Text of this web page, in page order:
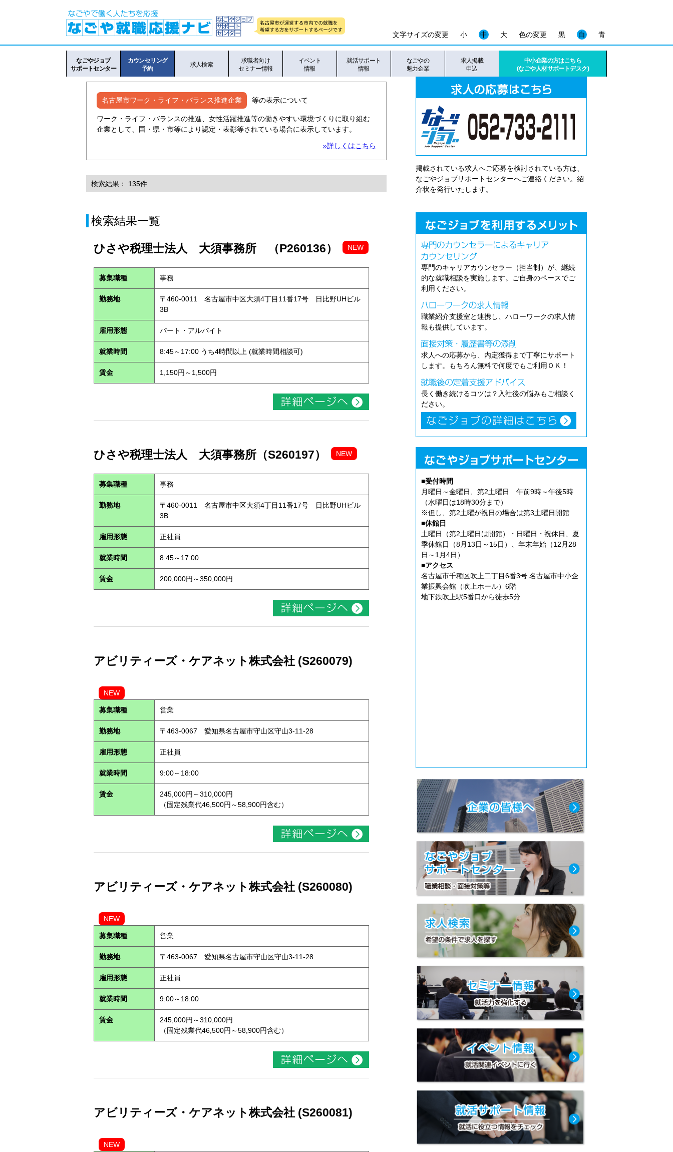
色の変更 黒 白 青
文字サイズの変更 小 中 大
なごやジョブ
サポートセンター
カウンセリング
予約
求人検索
求職者向け
セミナー情報
イベント
情報
就活サポート
情報
なごやの
魅力企業
求人掲載
申込
中小企業の方はこちら
(なごや人材サポートデスク)
名古屋市ワーク・ライフ・バランス推進企業 等の表示について
ワーク・ライフ・バランスの推進、女性活躍推進等の働きやすい環境づくりに取り組む
企業として、国・県・市等により認定・表彰等されている場合に表示しています。
»詳しくはこちら
検索結果： 135件
検索結果一覧
ひさや税理士法人 大須事務所 （P260136） NEW
募集職種 事務
勤務地
〒460-0011 名古屋市中区大須4丁目11番17号 日比野UHビル
3B
雇用形態 パート・アルバイト
就業時間 8:45～17:00 うち4時間以上 (就業時間相談可)
賃金 1,150円～1,500円
ひさや税理士法人 大須事務所（S260197） NEW
募集職種 事務
勤務地
〒460-0011 名古屋市中区大須4丁目11番17号 日比野UHビル
3B
雇用形態 正社員
就業時間 8:45～17:00
賃金 200,000円～350,000円
アビリティーズ・ケアネット株式会社 (S260079)
NEW
募集職種 営業
勤務地 〒463-0067 愛知県名古屋市守山区守山3-11-28
雇用形態 正社員
就業時間 9:00～18:00
賃金
245,000円～310,000円
（固定残業代46,500円～58,900円含む）
アビリティーズ・ケアネット株式会社 (S260080)
NEW
募集職種 営業
勤務地 〒463-0067 愛知県名古屋市守山区守山3-11-28
雇用形態 正社員
就業時間 9:00～18:00
賃金
245,000円～310,000円
（固定残業代46,500円～58,900円含む）
アビリティーズ・ケアネット株式会社 (S260081)
NEW
掲載されている求人へご応募を検討されている方は、
なごやジョブサポートセンターへご連絡ください。紹
介状を発行いたします。
専門のキャリアカウンセラー（担当制）が、継続
的な就職相談を実施します。ご自身のペースでご
利用ください。
職業紹介支援室と連携し、ハローワークの求人情
報も提供しています。
求人への応募から、内定獲得まで丁寧にサポート
します。もちろん無料で何度でもご利用ＯＫ！
長く働き続けるコツは？入社後の悩みもご相談く
ださい。
■受付時間
月曜日～金曜日、第2土曜日 午前9時～午後5時
（水曜日は18時30分まで）
※但し、第2土曜が祝日の場合は第3土曜日開館
■休館日
土曜日（第2土曜日は開館）・日曜日・祝休日、夏
季休館日（8月13日～15日）、年末年始（12月28
日～1月4日）
■アクセス
名古屋市千種区吹上二丁目6番3号 名古屋市中小企
業振興会館（吹上ホール）6階
地下鉄吹上駅5番口から徒歩5分